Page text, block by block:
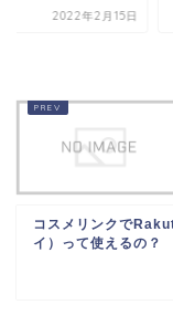
2020年7月29日
コスメリンクで
イ）って使えるの？